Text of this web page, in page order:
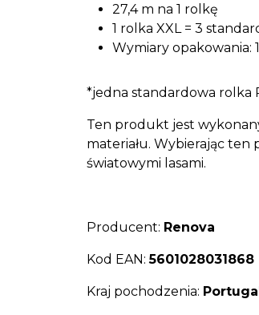
27,4 m na 1 rolkę
1 rolka XXL = 3
Wymiary opakowania:
*jedna standardowa rolka
Ten produkt jest
materiału. Wybierając
światowymi lasami.
Producent: Renova
Kod EAN:5601028031868
Kraj pochodzenia: